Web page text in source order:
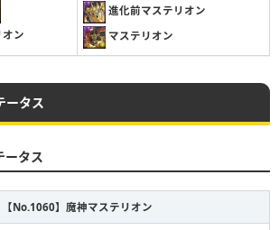
ン
進化前マステリオン
マステリオン
ータス
ータス
【No.1060】魔神マステリオン